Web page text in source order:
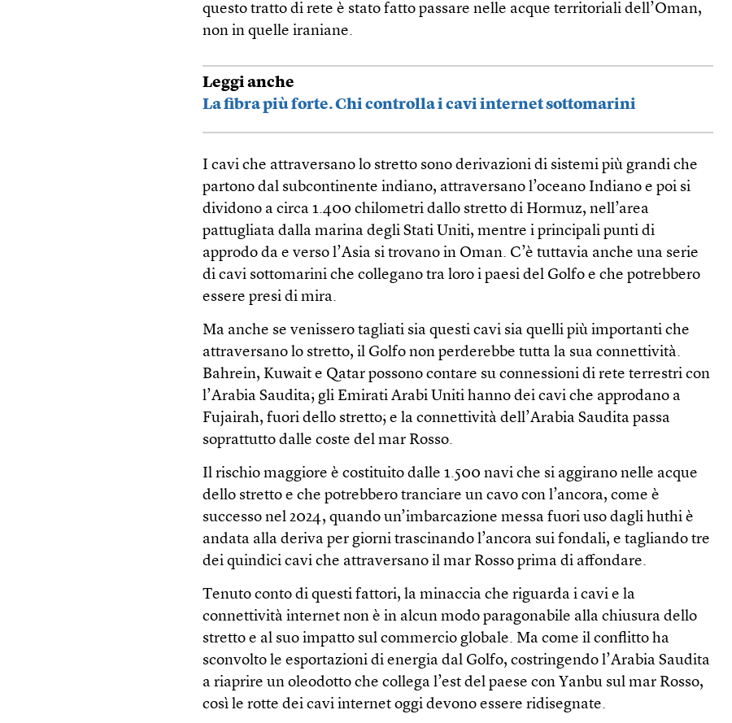
questo tratto di rete è stato fatto passare nelle acque territoriali dell’Oman,
non in quelle iraniane.
Leggi anche
La fibra più forte. Chi controlla i cavi internet sottomarini
I cavi che attraversano lo stretto sono derivazioni di sistemi più grandi che
partono dal subcontinente indiano, attraversano l’oceano Indiano e poi si
dividono a circa 1.400 chilometri dallo stretto di Hormuz, nell’area
pattugliata dalla marina degli Stati Uniti, mentre i principali punti di
approdo da e verso l’Asia si trovano in Oman. C’è tuttavia anche una serie
di cavi sottomarini che collegano tra loro i paesi del Golfo e che potrebbero
essere presi di mira.
Ma anche se venissero tagliati sia questi cavi sia quelli più importanti che
attraversano lo stretto, il Golfo non perderebbe tutta la sua connettività.
Bahrein, Kuwait e Qatar possono contare su connessioni di rete terrestri con
l’Arabia Saudita; gli Emirati Arabi Uniti hanno dei cavi che approdano a
Fujairah, fuori dello stretto; e la connettività dell’Arabia Saudita passa
soprattutto dalle coste del mar Rosso.
Il rischio maggiore è costituito dalle 1.500 navi che si aggirano nelle acque
dello stretto e che potrebbero tranciare un cavo con l’ancora, come è
successo nel 2024, quando un’imbarcazione messa fuori uso dagli huthi è
andata alla deriva per giorni trascinando l’ancora sui fondali, e tagliando tre
dei quindici cavi che attraversano il mar Rosso prima di affondare.
Tenuto conto di questi fattori, la minaccia che riguarda i cavi e la
connettività internet non è in alcun modo paragonabile alla chiusura dello
stretto e al suo impatto sul commercio globale. Ma come il conflitto ha
sconvolto le esportazioni di energia dal Golfo, costringendo l’Arabia Saudita
a riaprire un oleodotto che collega l’est del paese con Yanbu sul mar Rosso,
così le rotte dei cavi internet oggi devono essere ridisegnate.